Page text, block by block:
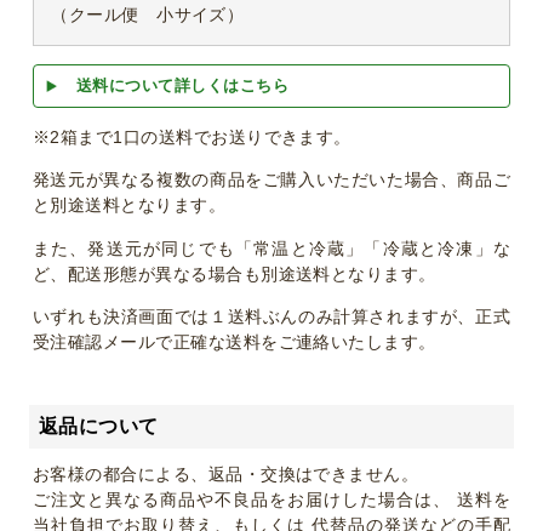
（クール便 小サイズ）
送料について詳しくはこちら
※2箱まで1口の送料でお送りできます。
発送元が異なる複数の商品をご購入いただいた場合、商品ご
と別途送料となります。
また、発送元が同じでも「常温と冷蔵」「冷蔵と冷凍」な
ど、配送形態が異なる場合も別途送料となります。
いずれも決済画面では１送料ぶんのみ計算されますが、正式
受注確認メールで正確な送料をご連絡いたします。
返品について
お客様の都合による、返品・交換はできません。
ご注文と異なる商品や不良品をお届けした場合は、 送料を
当社負担でお取り替え、もしくは 代替品の発送などの手配